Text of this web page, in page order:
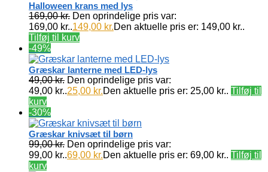
Halloween krans med lys
169,00kr. Den oprindelige pris var:
169,00 kr..149,00 kr.Den aktuelle pris er: 149,00 kr..
Tilføj til kurv
-49%
Græskar lanterne med LED-lys
49,00kr. Den oprindelige pris var:
49,00 kr..25,00 kr.Den aktuelle pris er: 25,00 kr.. Tilføj til
kurv
-30%
Græskar knivsæt til børn
99,00kr. Den oprindelige pris var:
99,00 kr..69,00 kr.Den aktuelle pris er: 69,00 kr.. Tilføj til
kurv